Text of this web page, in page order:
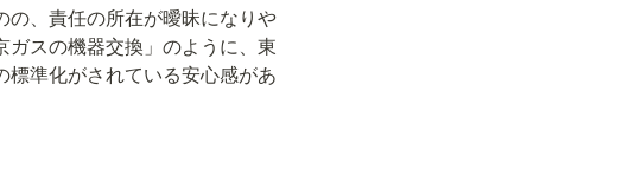
、責任の所在が曖昧になりや
スの機器交換」のように、東
準化がされている安心感があ